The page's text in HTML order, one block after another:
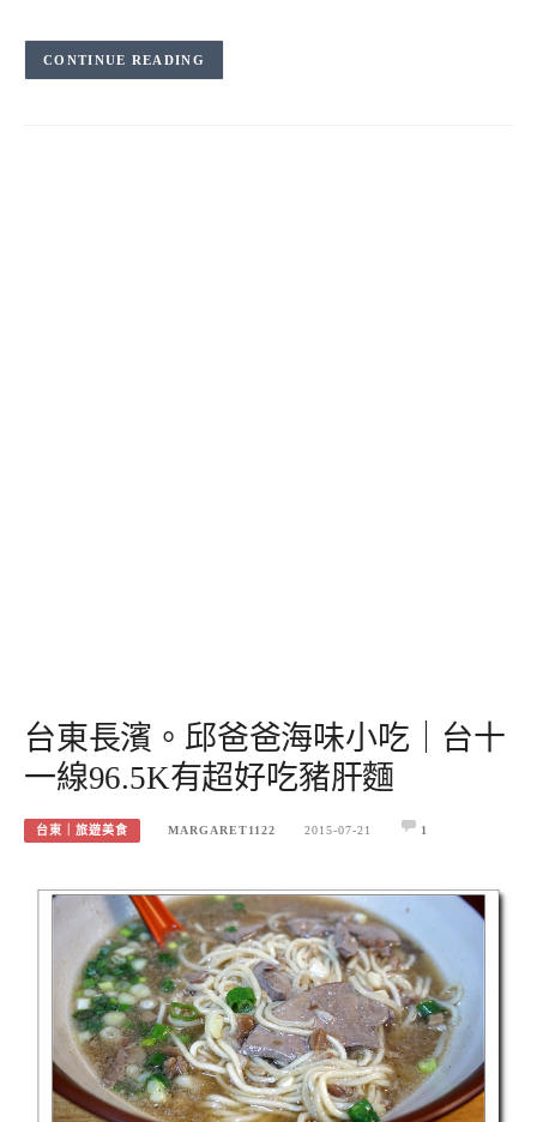
CONTINUE READING
台東長濱。邱爸爸海味小吃｜台十
一線96.5K有超好吃豬肝麵
台東｜旅遊美食 MARGARET1122 2015-07-21 1